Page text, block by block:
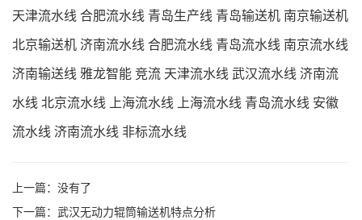
天津流水线合肥流水线 青岛生产线 青岛输送机 南京输送机
北京输送机济南流水线合肥流水线 青岛流水线 南京流水线
济南输送线雅龙智能竞流 天津流水线武汉流水线济南流
水线北京流水线 上海流水线 上海流水线 青岛流水线 安徽
流水线济南流水线 非标流水线
上一篇：没有了
下一篇： 武汉无动力辊筒输送机特点分析